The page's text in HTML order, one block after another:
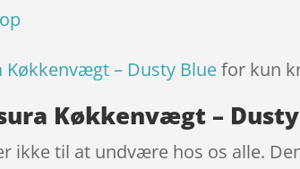
Køkkenvægt – Dusty Bluefor kun
Køkkenvægt –
ikke til at undvære hos os alle.